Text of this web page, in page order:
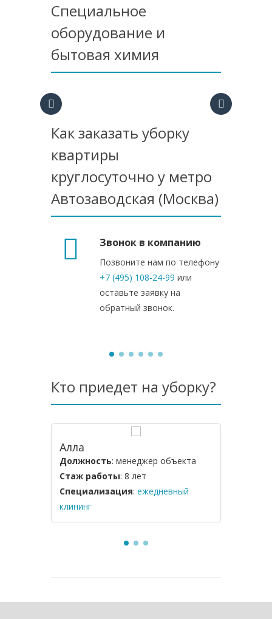
Специальное
оборудование и
бытовая химия
Как заказать уборку
квартиры
круглосуточно у метро
Автозаводская (Москва)
Звонок в компанию
Позвоните нам по телефону
+7 (495) 108-24-99 или
оставьте заявку на
обратный звонок.
Кто приедет на уборку?
Алла
Должность: менеджер объекта
Стаж работы: 8 лет
Специализация: ежедневный
клининг